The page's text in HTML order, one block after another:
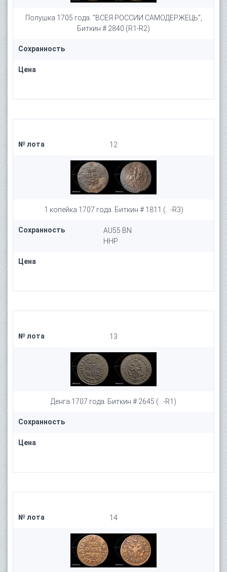
Полушка 1705 года. "ВСЕЯ РОССИИ САМОДЕРЖЕЦЬ",
Биткин # 2840 (R1-R2)
Сохранность
Цена
№ лота 12
1 копейка 1707 года. Биткин # 1811 (...-R3)
Сохранность
AU55 BN
HHP
Цена
№ лота 13
Денга 1707 года. Биткин # 2645 (...-R1)
Сохранность
Цена
№ лота 14